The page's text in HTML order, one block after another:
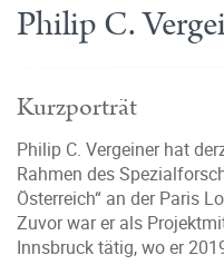
Philip C.
Kurzporträt
Philip C. Vergeiner hat
Rahmen des
Österreich“ an der Paris
Zuvor war er als
Innsbruck tätig, wo er